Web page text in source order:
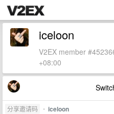
iceloon
V2EX member
+08:00
分享邀请码 • iceloon